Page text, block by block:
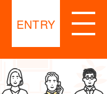
ENTRY